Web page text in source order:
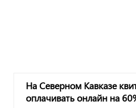
На Северном Кавказе
оплачивать онлайн на